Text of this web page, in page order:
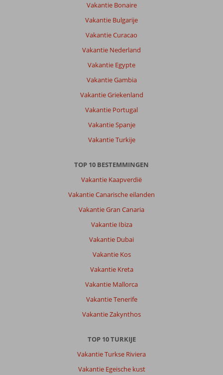
Vakantie Bonaire
Vakantie Bulgarije
Vakantie Curacao
Vakantie Nederland
Vakantie Egypte
Vakantie Gambia
Vakantie Griekenland
Vakantie Portugal
Vakantie Spanje
Vakantie Turkije
TOP 10 BESTEMMINGEN
Vakantie Kaapverdië
Vakantie Canarische eilanden
Vakantie Gran Canaria
Vakantie Ibiza
Vakantie Dubai
Vakantie Kos
Vakantie Kreta
Vakantie Mallorca
Vakantie Tenerife
Vakantie Zakynthos
TOP 10 TURKIJE
Vakantie Turkse Riviera
Vakantie Egeische kust